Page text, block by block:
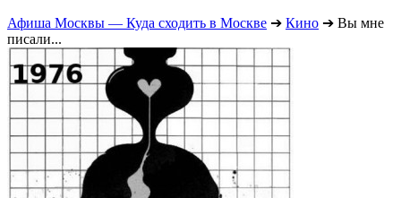
Афиша Москвы — Куда сходить в Москве ➔ Кино ➔ Вы мне
писали...